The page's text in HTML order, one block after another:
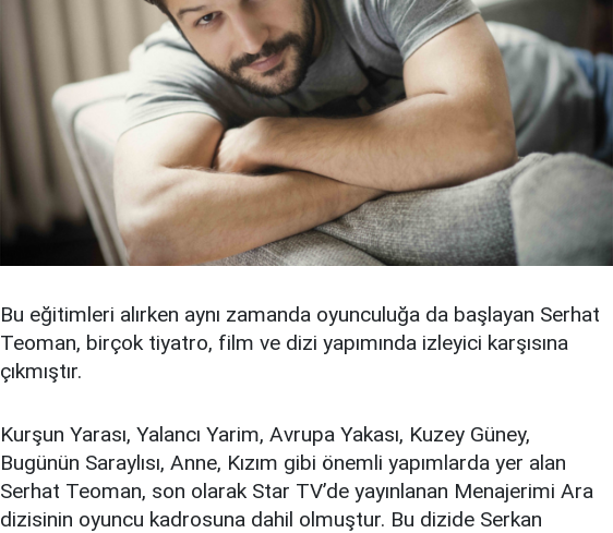
Bu eğitimleri alırken aynı zamanda oyunculuğa da başlayan Serhat
Teoman, birçok tiyatro, film ve dizi yapımında izleyici karşısına
çıkmıştır.
Kurşun Yarası, Yalancı Yarim, Avrupa Yakası, Kuzey Güney,
Bugünün Saraylısı, Anne, Kızım gibi önemli yapımlarda yer alan
Serhat Teoman, son olarak Star TV’de yayınlanan Menajerimi Ara
dizisinin oyuncu kadrosuna dahil olmuştur. Bu dizide Serkan